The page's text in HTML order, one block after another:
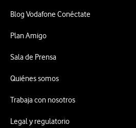
Blog Vodafone Conéctate
Plan Amigo
Sala de Prensa
Quiénes somos
Trabaja con nosotros
Legal y regulatorio